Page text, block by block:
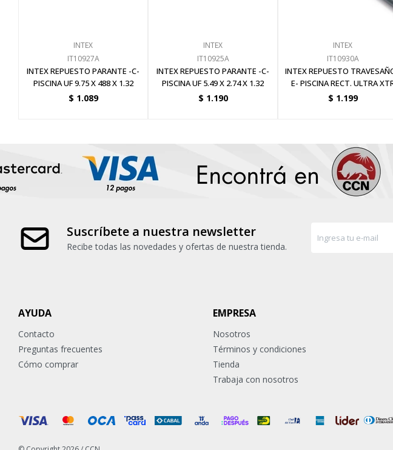
INTEX
IT10927A
INTEX REPUESTO PARANTE -C-
PISCINA UF 9.75 X 488 X 1.32
$ 1.089
INTEX
IT10925A
INTEX REPUESTO PARANTE -C-
PISCINA UF 5.49 X 2.74 X 1.32
$ 1.190
INTEX
IT10930A
INTEX REPUESTO
E- PISCINA RECT. ULTRA
FRAME 732
$ 1.199
Suscríbete a nuestra newsletter
Recibe todas las novedades y ofertas de nuestra tienda.
AYUDA
Contacto
Preguntas frecuentes
Cómo comprar
EMPRESA
Nosotros
Términos y condiciones
Tienda
Trabaja con nosotros